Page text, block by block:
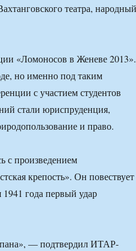
театра, народный
«Ломоносов в Женеве 2013».
но именно под таким
с участием студентов
стали юриспруденция,
и право.
с произведением
крепость». Он
года первый удар
— подтвердил ИТАР-